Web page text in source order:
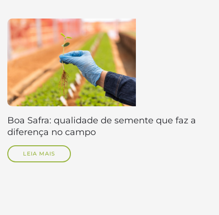
Boa Safra: qualidade de semente que faz a
diferença no campo
LEIA MAIS